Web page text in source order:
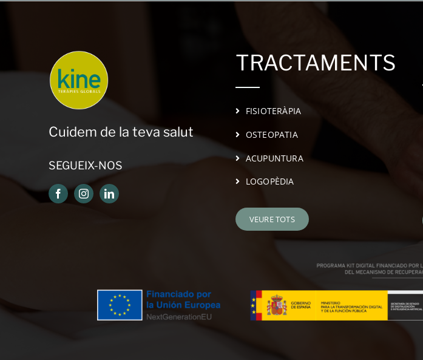
Cuidem de la teva salut
SEGUEIX-NOS
TRACTAMENTS
FISIOTERÀPIA
OSTEOPATIA
ACUPUNTURA
LOGOPÈDIA
VEURE TOTS